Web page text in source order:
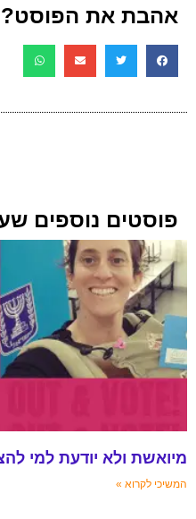
אהבת את הפוסט?
פוסטים נוספים
ולא יודעת למי
לקרוא »